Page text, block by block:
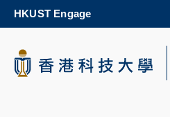
content
HKUST Engage